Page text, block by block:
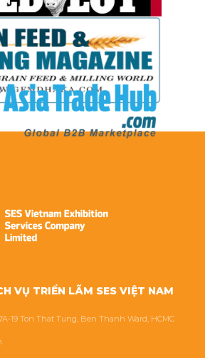
VỤ TRIỂN LÃM SES VIỆT NAM
19 Ton That Tung, Ben Thanh Ward, HCMC